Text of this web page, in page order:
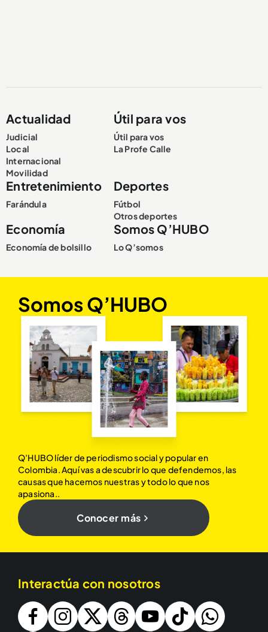
Actualidad
Judicial
Local
Internacional
Movilidad
Útil para vos
Útil para vos
La Profe Calle
Entretenimiento
Farándula
Deportes
Fútbol
Otros deportes
Economía
Economía de bolsillo
Somos Q’HUBO
Lo Q’somos
Somos Q’HUBO
Q’HUBO líder de periodismo social y popular en
Colombia. Aquí vas a descubrir lo que defendemos, las
causas que hacemos nuestras y todo lo que nos
apasiona..
Conocer más
Interactúa con nosotros